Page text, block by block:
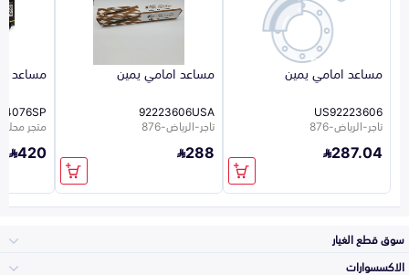
مساعد امامي يمين
US92223606
تاجر-الرياض-876
287.04
مساعد امامي يمين
92223606USA
تاجر-الرياض-876
288
مساعد
متجر محلي
420
سوق قطع الغيار
الاكسسوارات